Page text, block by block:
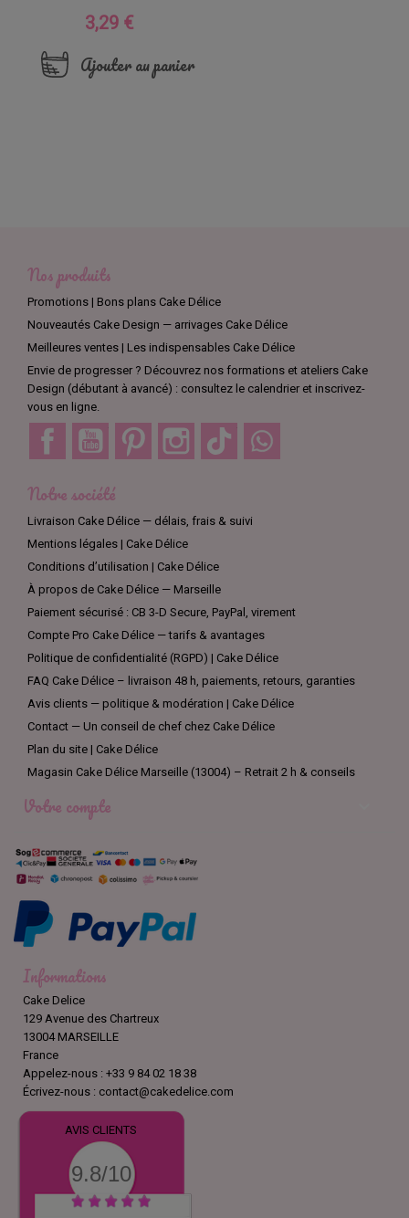
Prix
3,29 €
Ajouter au panier
Nos produits
Promotions | Bons plans Cake Délice
Nouveautés Cake Design — arrivages Cake Délice
Meilleures ventes | Les indispensables Cake Délice
Envie de progresser ? Découvrez nos formations et ateliers Cake
Design (débutant à avancé) : consultez le calendrier et inscrivez-
vous en ligne.
Facebook YouTube Pinterest Instagram TikTok
Notre société
Livraison Cake Délice — délais, frais & suivi
Mentions légales | Cake Délice
Conditions d’utilisation | Cake Délice
À propos de Cake Délice — Marseille
Paiement sécurisé : CB 3-D Secure, PayPal, virement
Compte Pro Cake Délice — tarifs & avantages
Politique de confidentialité (RGPD) | Cake Délice
FAQ Cake Délice – livraison 48 h, paiements, retours, garanties
Avis clients — politique & modération | Cake Délice
Contact — Un conseil de chef chez Cake Délice
Plan du site | Cake Délice
Magasin Cake Délice Marseille (13004) – Retrait 2 h & conseils
Votre compte
Informations
Cake Delice
129 Avenue des Chartreux
13004 MARSEILLE
France
Appelez-nous : +33 9 84 02 18 38
Écrivez-nous : contact@cakedelice.com
AVIS CLIENTS
9.8/10